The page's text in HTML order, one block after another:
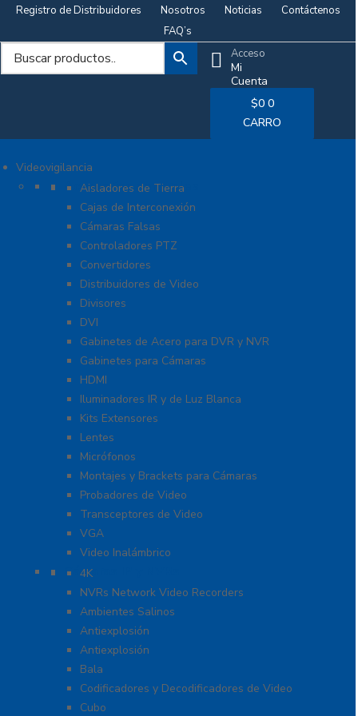
Registro de Distribuidores Nosotros Noticias
Contáctenos
FAQ’s
Acceso
Mi
Cuenta
$0 0
CARRO
Videovigilancia
Accesorios generales
Aisladores de Tierra
Cajas de Interconexión
Cámaras Falsas
Controladores PTZ
Convertidores
Distribuidores de Video
Divisores
DVI
Gabinetes de Acero para DVR y NVR
Gabinetes para Cámaras
HDMI
Iluminadores IR y de Luz Blanca
Kits Extensores
Lentes
Micrófonos
Montajes y Brackets para Cámaras
Probadores de Video
Transceptores de Video
VGA
Video Inalámbrico
Cámaras IP y NVRs
4K
NVRs Network Video Recorders
Ambientes Salinos
Antiexplosión
Antiexplosión
Bala
Codificadores y Decodificadores de Video
Cubo